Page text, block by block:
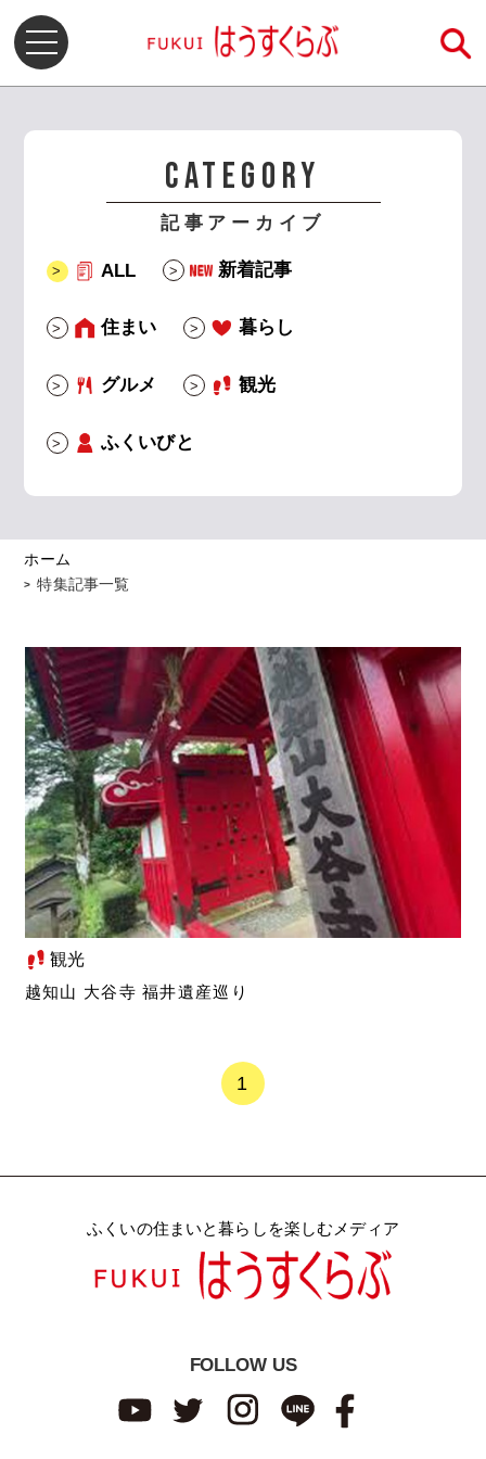
CATEGORY
記事アーカイブ
ALL 新着記事
住まい 暮らし
グルメ 観光
ふくいびと
ホーム
特集記事一覧
観光
越知山 大谷寺 福井遺産巡り
1
ふくいの住まいと暮らしを楽しむメディア
FOLLOW US